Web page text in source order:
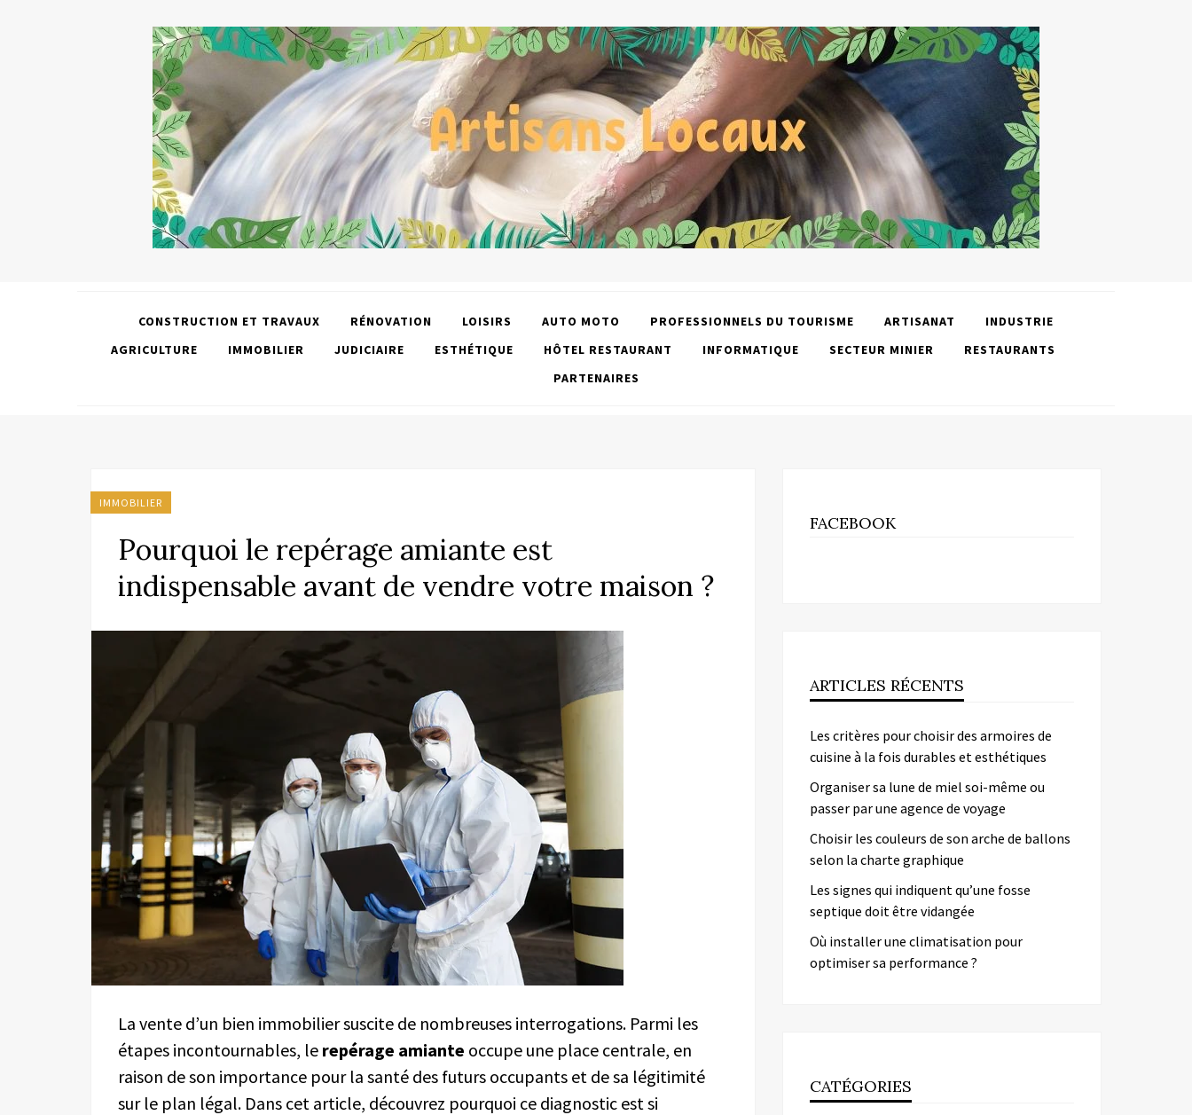
CONSTRUCTION ET TRAVAUX RÉNOVATION LOISIRS AUTO MOTO PROFESSIONNELS DU TOURISME ARTISANAT
INDUSTRIE
AGRICULTURE
IMMOBILIER JUDICIAIRE ESTHÉTIQUE HÔTEL RESTAURANT INFORMATIQUE SECTEUR MINIER
RESTAURANTS
PARTENAIRES
IMMOBILIER
Pourquoi le repérage amiante est
indispensable avant de vendre votre maison ?
La vente d’un bien immobilier suscite de nombreuses interrogations. Parmi les
étapes incontournables, le repérage amiante occupe une place centrale, en
raison de son importance pour la santé des futurs occupants et de sa légitimité
sur le plan légal. Dans cet article, découvrez pourquoi ce diagnostic est si
FACEBOOK
ARTICLES RÉCENTS
Les critères pour choisir des armoires de
cuisine à la fois durables et esthétiques
Organiser sa lune de miel soi-même ou
passer par une agence de voyage
Choisir les couleurs de son arche de ballons
selon la charte graphique
Les signes qui indiquent qu’une fosse
septique doit être vidangée
Où installer une climatisation pour
optimiser sa performance ?
CATÉGORIES